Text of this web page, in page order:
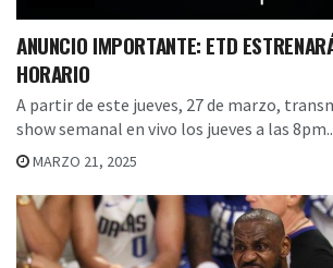
ANUNCIO IMPORTANTE: ETD
HORARIO
A partir de este jueves, 27 de marzo,
show semanal en vivo los jueves a las
MARZO 21, 2025